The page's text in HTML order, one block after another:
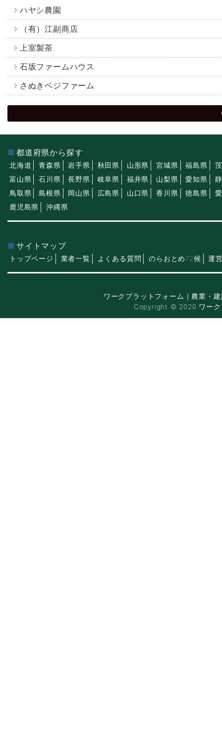
ハヤシ農園
（有）江副商店
上室製茶
石坂ファームハウス
さぬきベジファーム
都道府県から探す
北海道 青森県 岩手県 秋田県 山形県 宮城県 福島県
富山県
石川県 長野県 岐阜県 福井県 山梨県 愛知県
鳥取県
島根県 岡山県 広島県 山口県 香川県 徳島県
鹿児島県
沖縄県
サイトマップ
トップページ 業者一覧 よくある質問 のらおとめ72候 運
ワークプラットフォーム｜農業・
Copyright © 2020 ワーク